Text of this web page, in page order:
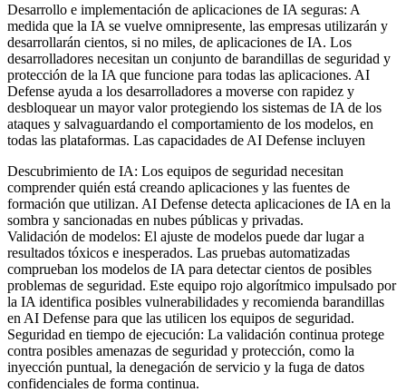
Desarrollo e implementación de aplicaciones de IA seguras: A
medida que la IA se vuelve omnipresente, las empresas utilizarán y
desarrollarán cientos, si no miles, de aplicaciones de IA. Los
desarrolladores necesitan un conjunto de barandillas de seguridad y
protección de la IA que funcione para todas las aplicaciones. AI
Defense ayuda a los desarrolladores a moverse con rapidez y
desbloquear un mayor valor protegiendo los sistemas de IA de los
ataques y salvaguardando el comportamiento de los modelos, en
todas las plataformas. Las capacidades de AI Defense incluyen
Descubrimiento de IA: Los equipos de seguridad necesitan
comprender quién está creando aplicaciones y las fuentes de
formación que utilizan. AI Defense detecta aplicaciones de IA en la
sombra y sancionadas en nubes públicas y privadas.
Validación de modelos: El ajuste de modelos puede dar lugar a
resultados tóxicos e inesperados. Las pruebas automatizadas
comprueban los modelos de IA para detectar cientos de posibles
problemas de seguridad. Este equipo rojo algorítmico impulsado por
la IA identifica posibles vulnerabilidades y recomienda barandillas
en AI Defense para que las utilicen los equipos de seguridad.
Seguridad en tiempo de ejecución: La validación continua protege
contra posibles amenazas de seguridad y protección, como la
inyección puntual, la denegación de servicio y la fuga de datos
confidenciales de forma continua.